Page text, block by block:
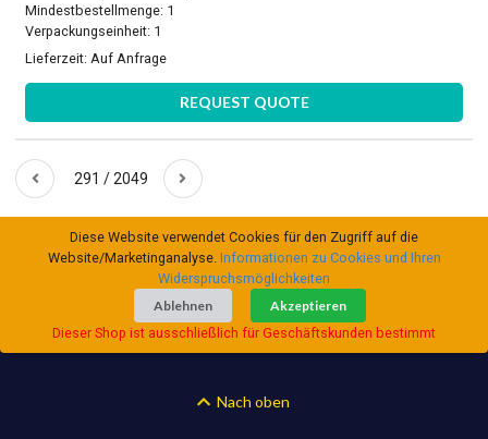
Mindestbestellmenge: 1
Verpackungseinheit: 1
Lieferzeit:Auf Anfrage
REQUEST QUOTE
291 / 2049
Diese Website verwendet Cookies für den Zugriff auf die
Website/Marketinganalyse. Informationen zu Cookies und Ihren
Widerspruchsmöglichkeiten
Ablehnen
Akzeptieren
Dieser Shop ist ausschließlich für Geschäftskunden bestimmt
Nach oben